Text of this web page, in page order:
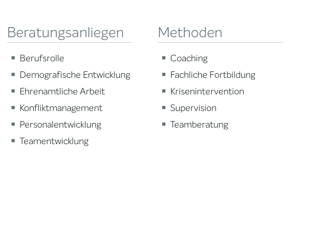
Beratungsanliegen
Berufsrolle
Demografische Entwicklung
Ehrenamtliche Arbeit
Konfliktmanagement
Personalentwicklung
Teamentwicklung
Methoden
Coaching
Fachliche Fortbildung
Krisenintervention
Supervision
Teamberatung